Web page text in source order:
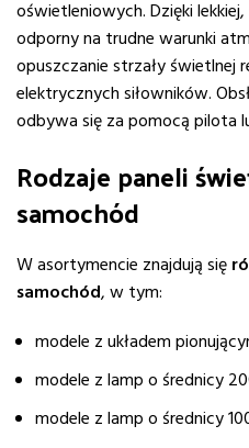
oświetleniowych. Dzięki
odporny na trudne warunki
opuszczanie strzały świetlnej
elektrycznych siłowników.
odbywa się za pomocą pilota
Rodzaje paneli
samochód
W asortymencie znajdują się
samochód, w tym:
modele z układem
modele z lamp o średnicy
modele z lamp o średnicy